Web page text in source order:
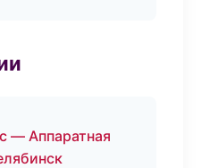
— Аппаратная